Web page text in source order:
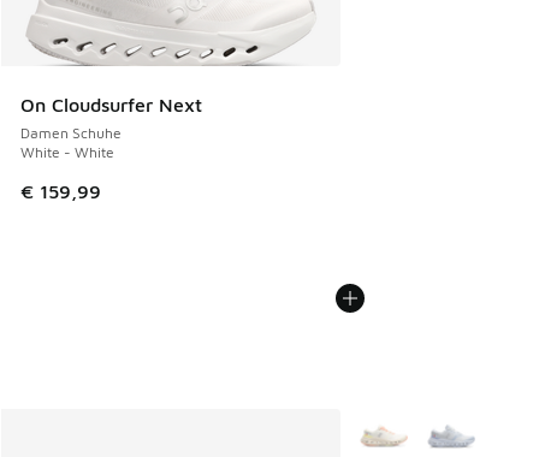
On Cloudsurfer Next
Damen Schuhe
White - White
€ 159,99
Weitere Farben